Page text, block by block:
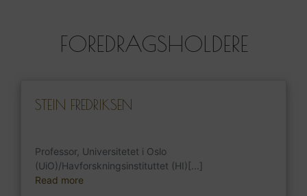
FOREDRAGSHOLDERE
STEIN FREDRIKSEN
Professor, Universitetet i Oslo
(UiO)/Havforskningsinstituttet (HI)[...]
Read more